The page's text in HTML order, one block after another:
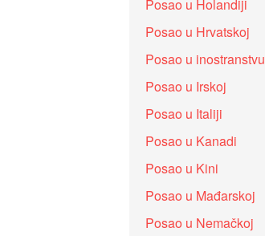
Posao u Holandiji
Posao u Hrvatskoj
Posao u inostranstvu
Posao u Irskoj
Posao u Italiji
Posao u Kanadi
Posao u Kini
Posao u Mađarskoj
Posao u Nemačkoj